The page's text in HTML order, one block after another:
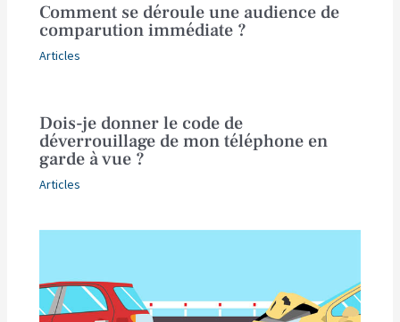
Comment se déroule une audience de
comparution immédiate ?
Articles
Dois-je donner le code de
déverrouillage de mon téléphone en
garde à vue ?
Articles